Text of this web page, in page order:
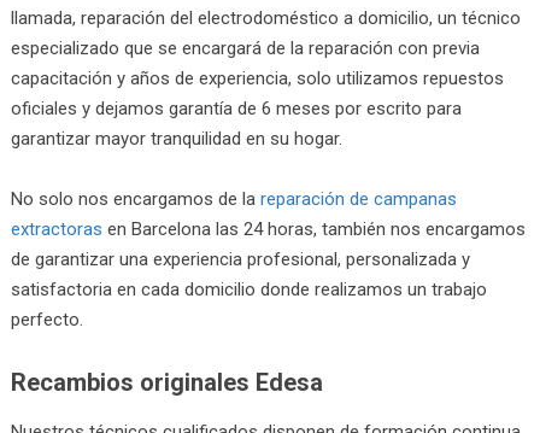
llamada, reparación del electrodoméstico a domicilio, un técnico
especializado que se encargará de la reparación con previa
capacitación y años de experiencia, solo utilizamos repuestos
oficiales y dejamos garantía de 6 meses por escrito para
garantizar mayor tranquilidad en su hogar.
No solo nos encargamos de la reparación de campanas
extractoras en Barcelona las 24 horas, también nos encargamos
de garantizar una experiencia profesional, personalizada y
satisfactoria en cada domicilio donde realizamos un trabajo
perfecto.
Recambios originales Edesa